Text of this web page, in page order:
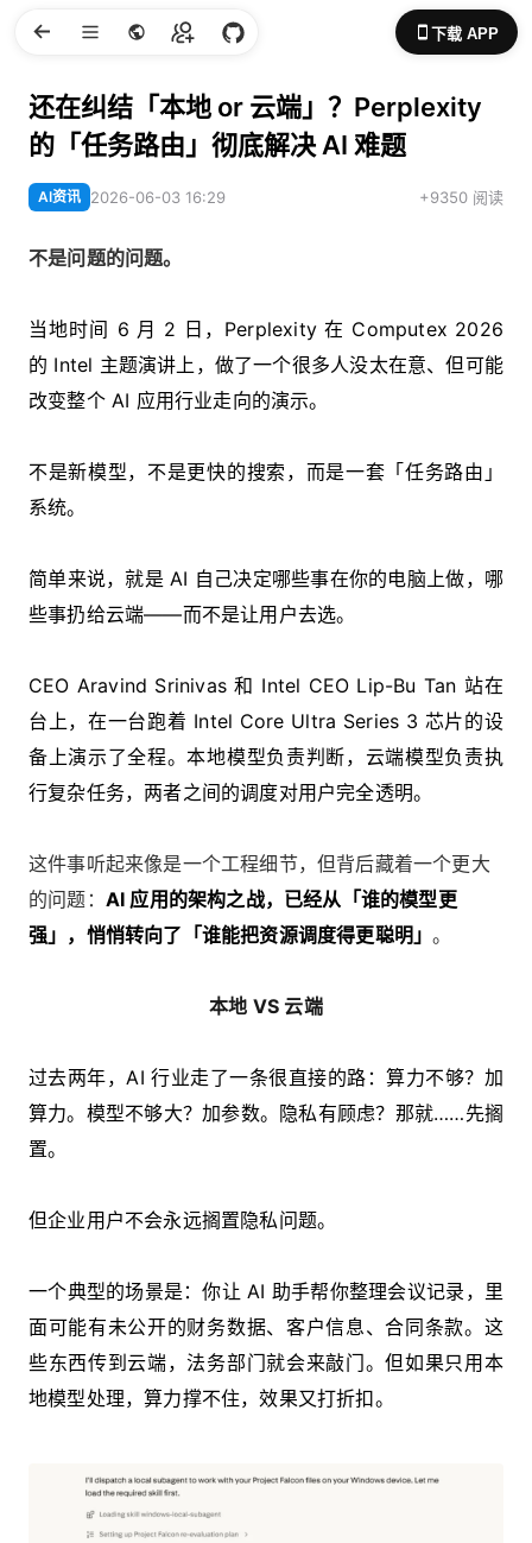
下载 APP
还在纠结「本地 or 云端」？Perplexity
的「任务路由」彻底解决 AI 难题
AI资讯 2026-06-03 16:29 +9350 阅读
不是问题的问题。
当地时间 6 月 2 日，Perplexity 在 Computex 2026
的 Intel 主题演讲上，做了一个很多人没太在意、但可能
改变整个 AI 应用行业走向的演示。
不是新模型，不是更快的搜索，而是一套「任务路由」
系统。
简单来说，就是 AI 自己决定哪些事在你的电脑上做，哪
些事扔给云端——而不是让用户去选。
CEO Aravind Srinivas 和 Intel CEO Lip-Bu Tan 站在
台上，在一台跑着 Intel Core Ultra Series 3 芯片的设
备上演示了全程。本地模型负责判断，云端模型负责执
行复杂任务，两者之间的调度对用户完全透明。
这件事听起来像是一个工程细节，但背后藏着一个更大
的问题： AI 应用的架构之战，已经从「谁的模型更
强」，悄悄转向了「谁能把资源调度得更聪明」。
本地 VS 云端
过去两年，AI 行业走了一条很直接的路：算力不够？加
算力。模型不够大？加参数。隐私有顾虑？那就……先搁
置。
但企业用户不会永远搁置隐私问题。
一个典型的场景是：你让 AI 助手帮你整理会议记录，里
面可能有未公开的财务数据、客户信息、合同条款。这
些东西传到云端，法务部门就会来敲门。但如果只用本
地模型处理，算力撑不住，效果又打折扣。